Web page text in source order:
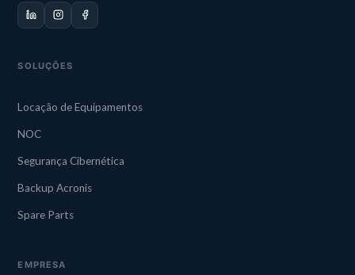
SOLUÇÕES
Locação de Equipamentos
NOC
Segurança Cibernética
Backup Acronis
Spare Parts
EMPRESA